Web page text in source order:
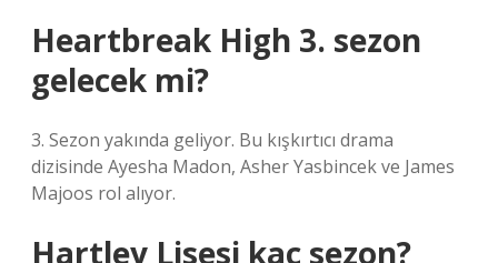
Heartbreak High 3. sezon
gelecek mi?
3. Sezon yakında geliyor. Bu kışkırtıcı drama
dizisinde Ayesha Madon, Asher Yasbincek ve James
Majoos rol alıyor.
Hartley Lisesi kaç sezon?